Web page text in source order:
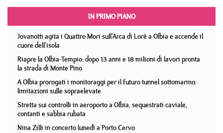
IN PRIMO PIANO
Jovanotti agita i Quattro Mori sull'Arca di Lorè a Olbia e accende il
cuore dell'isola
Riapre la Olbia-Tempio: dopo 13 anni e 18 milioni di lavori pronta
la strada di Monte Pino
A Olbia prorogati i monitoraggi per il futuro tunnel sottomarino:
limitazioni sulle sopraelevate
Stretta sui controlli in aeroporto a Olbia, sequestrati caviale,
contanti e sabbia rubata
Nina Zilli in concerto lunedì a Porto Cervo